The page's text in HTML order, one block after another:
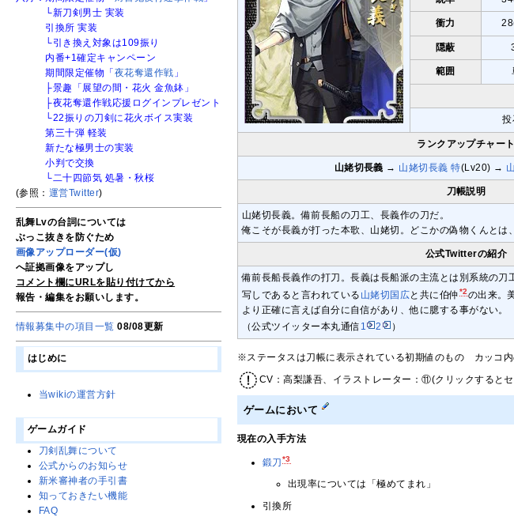
衝力
隠蔽
範囲
投
ランクアップチャート
山姥切長義 → 山姥切長義 特(Lv20) →
刀帳説明
山姥切長義。備前長船の刀工、長義作の刀だ。
俺こそが長義が打った本歌、山姥切。どこかの偽物くんとは
公式Twitterの紹介
備前長船長義作の打刀。長義は長船派の主流とは別系統の刀
写しであると言われている 山姥切国広と共に伯仲*2の出来。
より正確に言えば自分に自信があり、他に臆する事がない。
（公式ツイッター本丸通信 1 2 ）
※ステータスは刀帳に表示されている初期値のもの カッコ内
CV：高梨謙吾、イラストレーター：⑪(クリックすると
ゲームにおいて
現在の入手方法
鍛刀*3
出現率については「極めてまれ」
引換所
└新刀剣男士 実装
引換所 実装
└引き換え対象は109振り
内番+1確定キャンペーン
期間限定催物「 夜花奪還作戦 」
├景趣「展望の間・花火 金魚鉢」
├夜花奪還作戦応援ログインプレゼント
└22振りの刀剣に花火ボイス実装
第三十弾 軽装
新たな極男士の実装
小判で交換
└二十四節気 処暑・秋桜
(参照： 運営Twitter)
乱舞Lvの台詞については
ぶっこ抜きを防ぐため
画像アップローダー(仮)
へ証拠画像をアップし
コメント欄にURLを貼り付けてから
報告・編集をお願いします。
情報募集中の項目一覧 08/08更新
はじめに
当wikiの運営方針
ゲームガイド
刀剣乱舞について
公式からのお知らせ
新米審神者の手引書
知っておきたい機能
FAQ